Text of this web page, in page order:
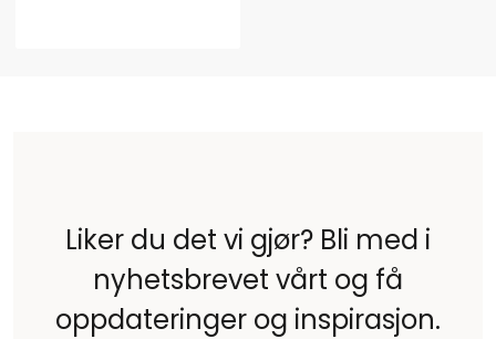
Liker du det vi gjør? Bli med i
nyhetsbrevet vårt og få
oppdateringer og inspirasjon.